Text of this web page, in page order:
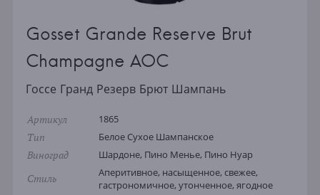
Gosset Grande Reserve Brut
Champagne AOC
Госсе Гранд Резерв Брют Шампань
Артикул 1865
Тип Белое Сухое Шампанское
Виноград Шардоне, Пино Менье, Пино Нуар
Стиль
Аперитивное, насыщенное, свежее,
гастрономичное, утонченное, ягодное